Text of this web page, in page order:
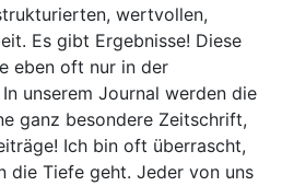
wertvollen,
Es gibt Ergebnisse! Diese
eben oft nur in der
unserem Journal werden die
ganz besondere Zeitschrift,
Ich bin oft überrascht,
die Tiefe geht. Jeder von uns